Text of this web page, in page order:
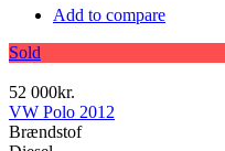
Add to compare
Sold
52 000kr.
VW Polo 2012
Brændstof